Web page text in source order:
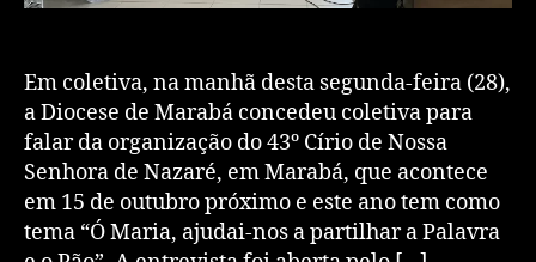
Em coletiva, na manhã desta segunda-feira (28),
a Diocese de Marabá concedeu coletiva para
falar da organização do 43º Círio de Nossa
Senhora de Nazaré, em Marabá, que acontece
em 15 de outubro próximo e este ano tem como
tema “Ó Maria, ajudai-nos a partilhar a Palavra